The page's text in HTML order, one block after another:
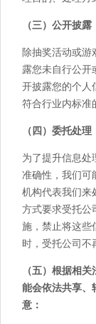
（三）公开披露
除抽奖活动或游
露您未自行公开
开披露您的个人
符合行业内标准
（四）委托处理
为了提升信息处
准确性，我们可
机构代表我们来
方式要求受托公
施，禁止将这些
时，受托公司不
（五）根据相
能会依法共享、
意：